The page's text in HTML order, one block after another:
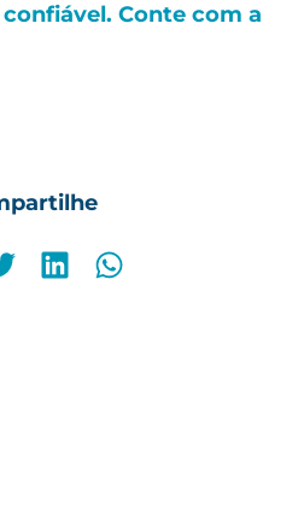
Conte com a